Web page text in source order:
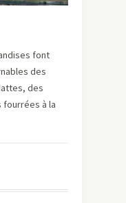
font
des
des
fourrées à la